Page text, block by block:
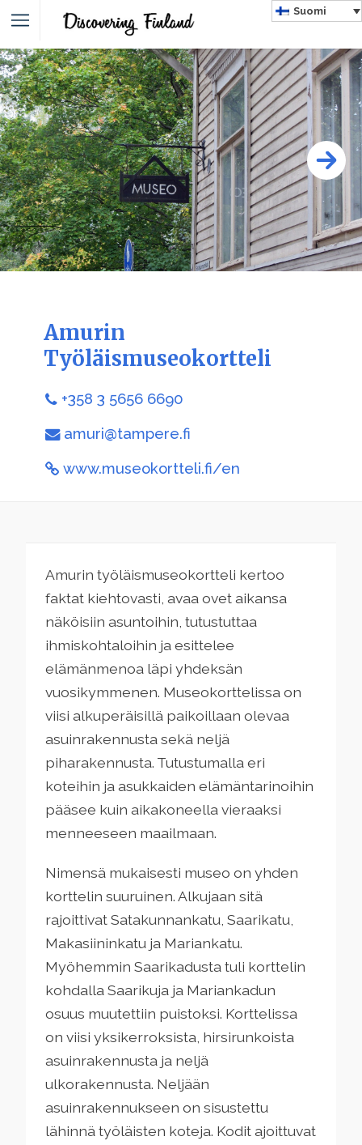
Suomi
Amurin
Työläismuseokortteli
+358 3 5656 6690
amuri@tampere.fi
www.museokortteli.fi/en
Amurin työläismuseokortteli kertoo
faktat kiehtovasti, avaa ovet aikansa
näköisiin asuntoihin, tutustuttaa
ihmiskohtaloihin ja esittelee
elämänmenoa läpi yhdeksän
vuosikymmenen. Museokorttelissa on
viisi alkuperäisillä paikoillaan olevaa
asuinrakennusta sekä neljä
piharakennusta. Tutustumalla eri
koteihin ja asukkaiden elämäntarinoihin
pääsee kuin aikakoneella vieraaksi
menneeseen maailmaan.
Nimensä mukaisesti museo on yhden
korttelin suuruinen. Alkujaan sitä
rajoittivat Satakunnankatu, Saarikatu,
Makasiininkatu ja Mariankatu.
Myöhemmin Saarikadusta tuli korttelin
kohdalla Saarikuja ja Mariankadun
osuus muutettiin puistoksi. Korttelissa
on viisi yksikerroksista, hirsirunkoista
asuinrakennusta ja neljä
ulkorakennusta. Neljään
asuinrakennukseen on sisustettu
lähinnä työläisten koteja. Kodit ajoittuvat